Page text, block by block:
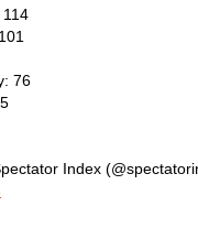
76
Index